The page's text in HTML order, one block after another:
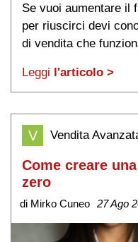
Se vuoi aumentare il
per riuscirci devi
di vendita che
Leggi l'articolo >
V Vendita
Come creare
zero
di Mirko Cuneo 27 Ago